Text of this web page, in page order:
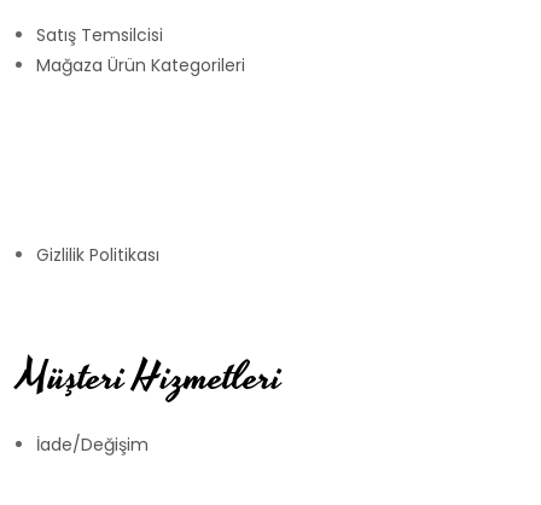
Satış Temsilcisi
Mağaza Ürün Kategorileri
Gizlilik Politikası
Müşteri Hizmetleri
İade/Değişim